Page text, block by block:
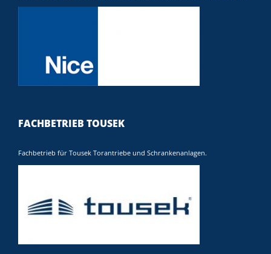
FACHBETRIEB TOUSEK
Fachbetrieb für Tousek Torantriebe und Schrankenanlagen.